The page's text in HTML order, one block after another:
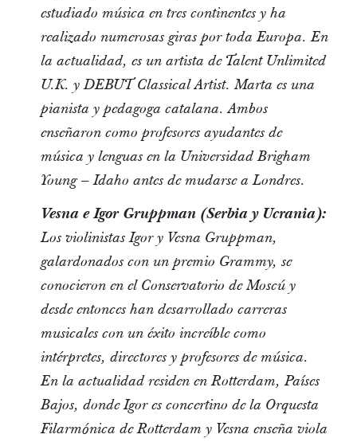
estudiado música en tres continentes y ha
realizado numerosas giras por toda Europa. En
la actualidad, es un artista de Talent Unlimited
U.K. y DEBUT Classical Artist. Marta es una
pianista y pedagoga catalana. Ambos
enseñaron como profesores ayudantes de
música y lenguas en la Universidad Brigham
Young – Idaho antes de mudarse a Londres.
Vesna e Igor Gruppman (Serbia y Ucrania):
Los violinistas Igor y Vesna Gruppman,
galardonados con un premio Grammy, se
conocieron en el Conservatorio de Moscú y
desde entonces han desarrollado carreras
musicales con un éxito increíble como
intérpretes, directores y profesores de música.
En la actualidad residen en Rotterdam, Países
Bajos, donde Igor es concertino de la Orquesta
Filarmónica de Rotterdam y Vesna enseña viola